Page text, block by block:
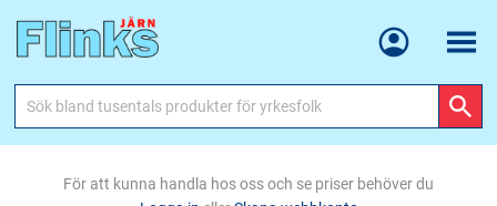
Meny
För att kunna handla hos oss och se priser behöver du